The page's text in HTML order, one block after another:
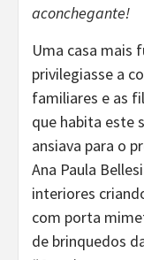
aconchegante!
Uma casa mais
privilegiasse a
familiares e as
que habita este
ansiava para o
Ana Paula
interiores
com porta
de brinquedos